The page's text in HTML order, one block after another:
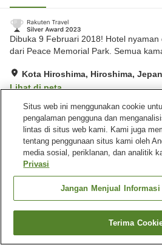
Dibuka 9 Februari 2018! Hotel
dari Peace Memorial Park. Semua
Kota Hiroshima, Hiroshima,
Lihat di peta
Hebat Ulasan:1,126
Fasilitas properti
Sauna
Pemandian udara terbuka
(air panas)
Beranda
Candeo Hotels Hiroshima HatchoboriCari kamar
Situs web ini menggunakan cookie
pengalaman pengguna dan
lintas di situs web kami. Kami juga
tentang penggunaan situs kami oleh
media sosial, periklanan, dan analitik
Privasi
Jangan Menjual
Terima